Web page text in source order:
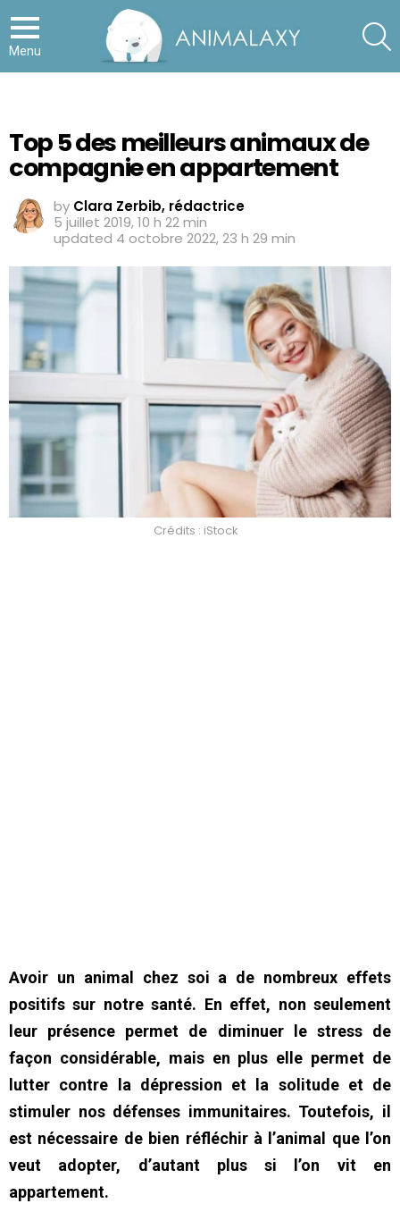
Menu
Top 5 des meilleurs animaux de
compagnie en appartement
by Clara Zerbib, rédactrice
5 juillet 2019, 10 h 22 min
updated 4 octobre 2022, 23 h 29 min
Crédits : iStock
Avoir un animal chez soi a de nombreux effets
positifs sur notre santé. En effet, non seulement
leur présence permet de diminuer le stress de
façon considérable, mais en plus elle permet de
lutter contre la dépression et la solitude et de
stimuler nos défenses immunitaires. Toutefois, il
est nécessaire de bien réfléchir à l’animal que l’on
veut adopter, d’autant plus si l’on vit en
appartement.